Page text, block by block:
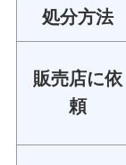
処分方法
販売店に依
頼